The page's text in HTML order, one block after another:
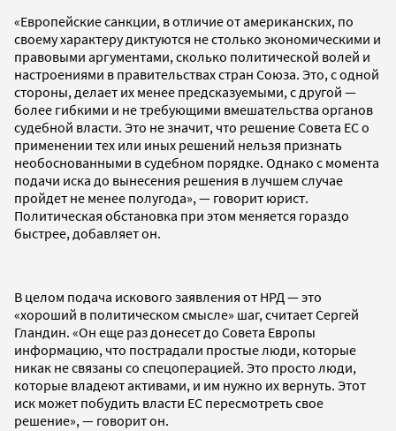
«Европейские санкции, в отличие от американских, по
своему характеру диктуются не столько экономическими и
правовыми аргументами, сколько политической волей и
настроениями в правительствах стран Союза. Это, с одной
стороны, делает их менее предсказуемыми, с другой —
более гибкими и не требующими вмешательства органов
судебной власти. Это не значит, что решение Совета ЕС о
применении тех или иных решений нельзя признать
необоснованными в судебном порядке. Однако с момента
подачи иска до вынесения решения в лучшем случае
пройдет не менее полугода», — говорит юрист.
Политическая обстановка при этом меняется гораздо
быстрее, добавляет он.
В целом подача искового заявления от НРД — это
«хороший в политическом смысле» шаг, считает Сергей
Гландин. «Он еще раз донесет до Совета Европы
информацию, что пострадали простые люди, которые
никак не связаны со спецоперацией. Это просто люди,
которые владеют активами, и им нужно их вернуть. Этот
иск может побудить власти ЕС пересмотреть свое
решение», — говорит он.